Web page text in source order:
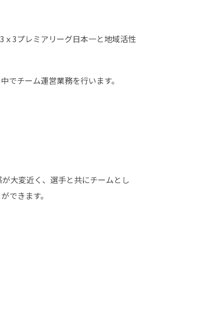
ｘ3プレミアリーグ日本一と地域活性
でチーム運営業務を行います。
大変近く、選手と共にチームとし
できます。